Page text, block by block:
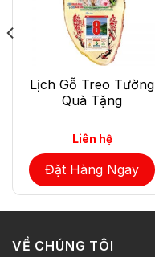
Lịch Gỗ Treo Tường
Quà Tặng
Liên hệ
Đặt Hàng Ngay
VỀ CHÚNG TÔI